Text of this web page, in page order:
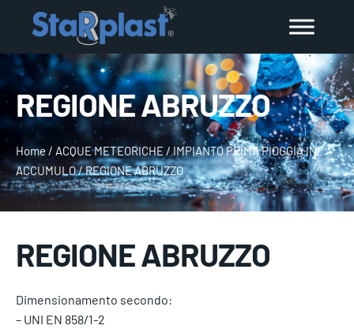
REGIONE ABRUZZO
Home / ACQUE METEORICHE/IMPIANTO PRIMA PIOGGIA IN
ACCUMULO/REGIONE ABRUZZO
REGIONE ABRUZZO
Dimensionamento secondo:
– UNI EN 858/1-2